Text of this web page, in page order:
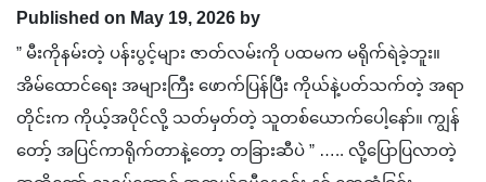
Published on May 19, 2026 by
” မီးကိုနမ်းတဲ့ ပန်းပွင့်များ ဇာတ်လမ်းကို ပထမက မရိုက်ရဲခဲ့ဘူး။
အိမ်ထောင်ရေး အများကြီး ဖောက်ပြန်ပြီး ကိုယ်နဲ့ပတ်သက်တဲ့ အရာ
တိုင်းက ကိုယ့်အပိုင်လို့ သတ်မှတ်တဲ့ သူ‌‌တစ်ယောက်ပေါ့နော်။ ကျွန်
တော့် အပြင်ကာရိုက်တာနဲ့တော့ တခြားဆီပဲ ” ….. လို့ပြောပြလာတဲ့